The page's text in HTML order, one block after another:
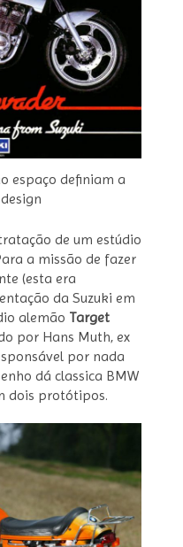
espaço definiam a
de um estúdio
a missão de fazer
(esta era
da Suzuki em
alemão Target
por Hans Muth, ex
por nada
dá classica BMW
dois protótipos.